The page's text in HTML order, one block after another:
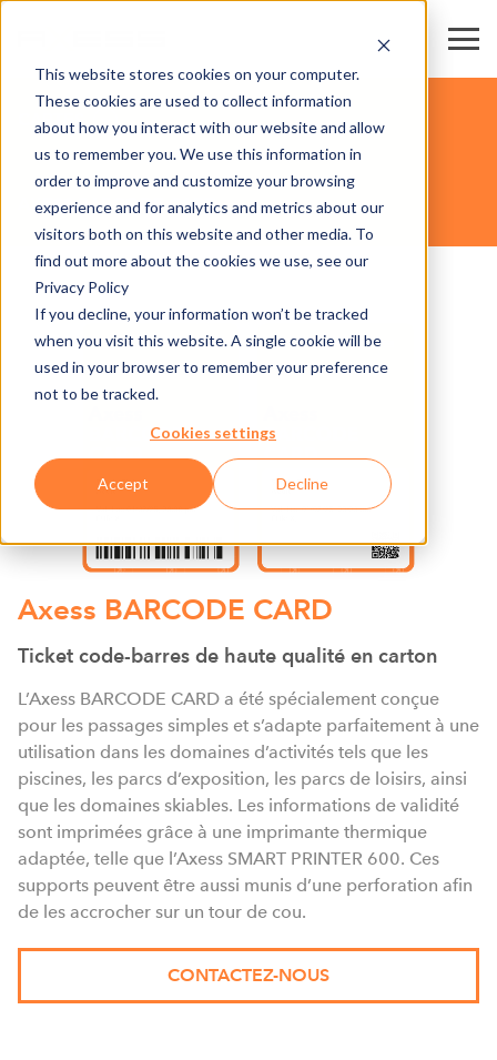
This website stores cookies on your computer.
These cookies are used to collect information
about how you interact with our website and allow
us to remember you. We use this information in
order to improve and customize your browsing
experience and for analytics and metrics about our
visitors both on this website and other media. To
find out more about the cookies we use, see our
Privacy Policy
If you decline, your information won’t be tracked
when you visit this website. A single cookie will be
used in your browser to remember your preference
not to be tracked.
Cookies settings
Accept Decline
AXESS BARCODE CARD
CARTES
Axess BARCODE CARD
Ticket code-barres de haute qualité en carton
L’Axess BARCODE CARD a été spécialement conçue
pour les passages simples et s’adapte parfaitement à une
utilisation dans les domaines d’activités tels que les
piscines, les parcs d’exposition, les parcs de loisirs, ainsi
que les domaines skiables. Les informations de validité
sont imprimées grâce à une imprimante thermique
adaptée, telle que l’Axess SMART PRINTER 600. Ces
supports peuvent être aussi munis d’une perforation afin
de les accrocher sur un tour de cou.
CONTACTEZ-NOUS